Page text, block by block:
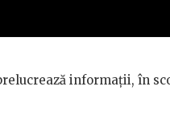
informații, în